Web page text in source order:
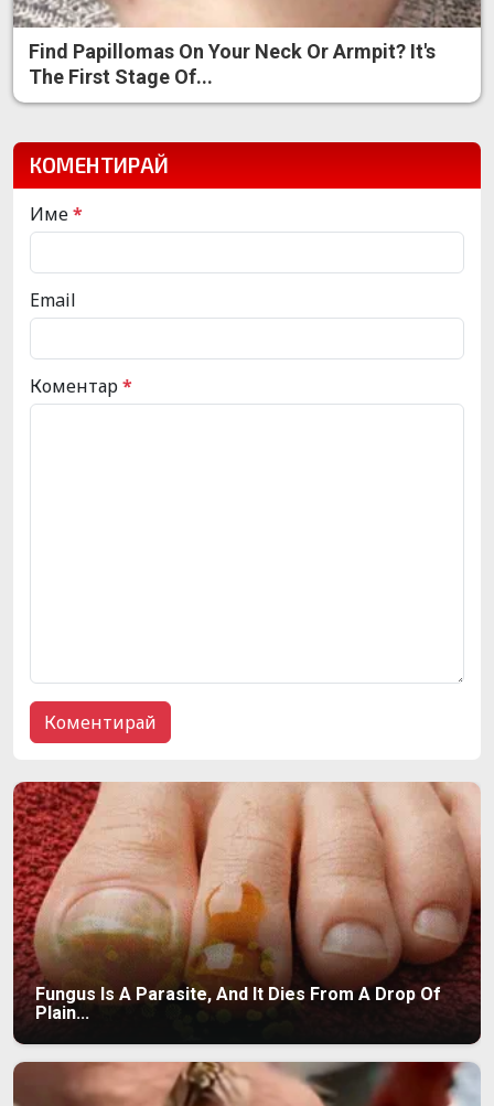
Find Papillomas On Your Neck Or Armpit? It's
The First Stage Of...
КОМЕНТИРАЙ
Име*
Email
Коментар*
Fungus Is A Parasite, And It Dies From A Drop Of
Plain...